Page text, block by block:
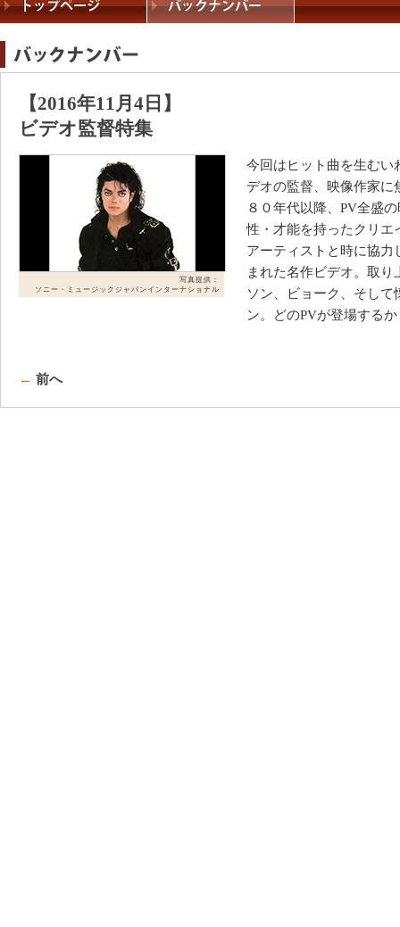
【2016年11月4日】
ビデオ監督特集
写真提供：
ソニー・ミュージックジャパンインターナショナル
今回はヒット曲を生むい
デオの監督、映像作家
８０年代以降、PV全盛
性・才能を持ったクリエ
アーティストと時に協
まれた名作ビデオ。取
ソン、ビョーク、そし
ン。どのPVが登場する
← 前へ